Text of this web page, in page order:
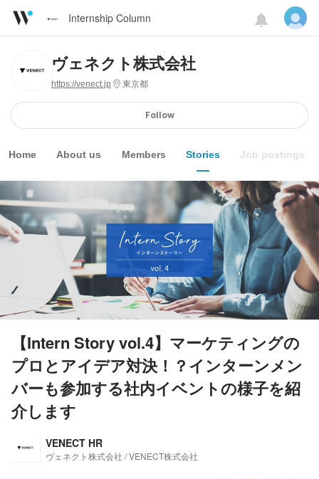
Internship Column
ヴェネクト株式会社
https://venect.jp 東京都
Follow
Home About us Members Stories Job postings
【Intern Story vol.4】マーケティングの
プロとアイデア対決！？インターンメン
バーも参加する社内イベントの様子を紹
介します
VENECT HR
ヴェネクト株式会社 / VENECT株式会社